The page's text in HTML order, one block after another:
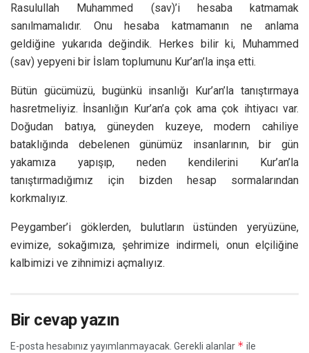
Rasulullah Muhammed (sav)’i hesaba katmamak
sanılmamalıdır. Onu hesaba katmamanın ne anlama
geldiğine yukarıda değindik. Herkes bilir ki, Muhammed
(sav) yepyeni bir İslam toplumunu Kur’an’la inşa etti.
Bütün gücümüzü, bugünkü insanlığı Kur’an’la tanıştırmaya
hasretmeliyiz. İnsanlığın Kur’an’a çok ama çok ihtiyacı var.
Doğudan batıya, güneyden kuzeye, modern cahiliye
bataklığında debelenen günümüz insanlarının, bir gün
yakamıza yapışıp, neden kendilerini Kur’an’la
tanıştırmadığımız için bizden hesap sormalarından
korkmalıyız.
Peygamber’i göklerden, bulutların üstünden yeryüzüne,
evimize, sokağımıza, şehrimize indirmeli, onun elçiliğine
kalbimizi ve zihnimizi açmalıyız.
Bir cevap yazın
E-posta hesabınız yayımlanmayacak. Gerekli alanlar * ile